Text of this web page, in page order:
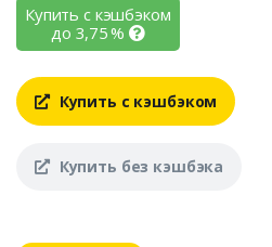
Купить с кэшбэком
до 3,75%
Купить с кэшбэком
Купить без кэшбэка